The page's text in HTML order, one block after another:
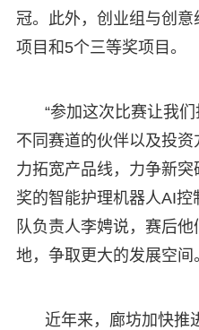
冠。此外，创业组与创
项目和5个三等奖项目。
“参加这次比赛让我
不同赛道的伙伴以及投
力拓宽产品线，力争新
奖的智能护理机器人AI控
队负责人李娉说，赛后
地，争取更大的发展空间
近年来，廊坊加快推